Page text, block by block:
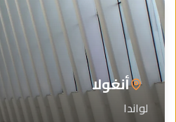
أنغولا
لواندا